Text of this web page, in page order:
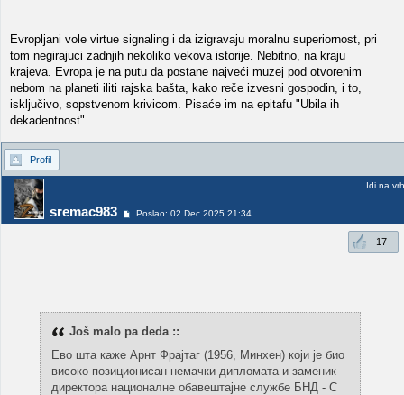
Evropljani vole virtue signaling i da izigravaju moralnu superiornost, pri
tom negirajuci zadnjih nekoliko vekova istorije. Nebitno, na kraju
krajeva. Evropa je na putu da postane najveći muzej pod otvorenim
nebom na planeti iliti rajska bašta, kako reče izvesni gospodin, i to,
isključivo, sopstvenom krivicom. Pisaće im na epitafu "Ubila ih
dekadentnost".
Profil
sremac983 Poslao: 02 Dec 2025 21:34
Idi na vrh
17
Još malo pa deda ::
Ево шта каже Арнт Фрајтаг (1956, Минхен) који је био
високо позиционисан немачки дипломата и заменик
директора националне обавештајне службе БНД - С